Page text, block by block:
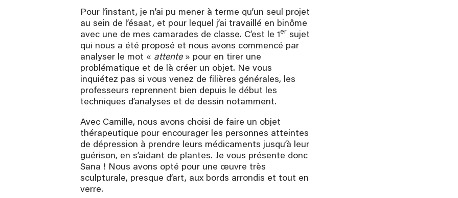
Pour l’instant, je n’ai pu mener à terme qu’un seul projet
au sein de l’ésaat, et pour lequel j’ai travaillé en binôme
avec une de mes camarades de classe. C’est le 1 er sujet
qui nous a été proposé et nous avons commencé par
analyser le mot « attente» pour en tirer une
problématique et de là créer un objet. Ne vous
inquiétez pas si vous venez de filières générales, les
professeurs reprennent bien depuis le début les
techniques d’analyses et de dessin notamment.
Avec Camille, nous avons choisi de faire un objet
thérapeutique pour encourager les personnes atteintes
de dépression à prendre leurs médicaments jusqu’à leur
guérison, en s’aidant de plantes. Je vous présente donc
Sana ! Nous avons opté pour une œuvre très
sculpturale, presque d’art, aux bords arrondis et tout en
verre.